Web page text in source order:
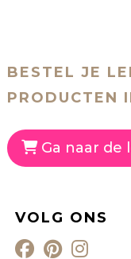
BESTEL JE
PRODUCTEN
Ga naar de
VOLG ONS